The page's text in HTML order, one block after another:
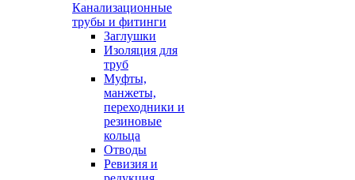
Канализационные
трубы и фитинги
Заглушки
Изоляция для
труб
Муфты,
манжеты,
переходники и
резиновые
кольца
Отводы
Ревизия и